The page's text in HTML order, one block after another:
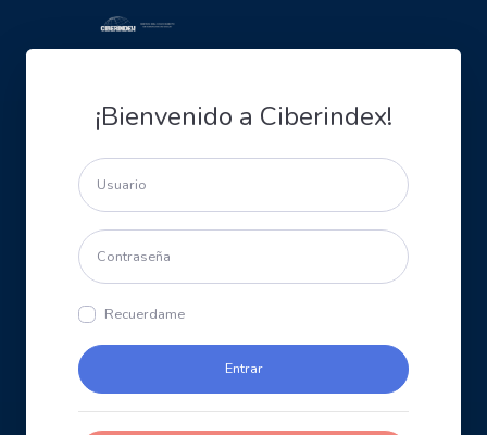
¡Bienvenido a Ciberindex!
Recuerdame